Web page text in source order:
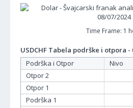
Time Frame: 1
USDCHF Tabela podrške i otpora -
Podrška i Otpor
Nivo
Otpor 2
Otpor 1
Podrška 1